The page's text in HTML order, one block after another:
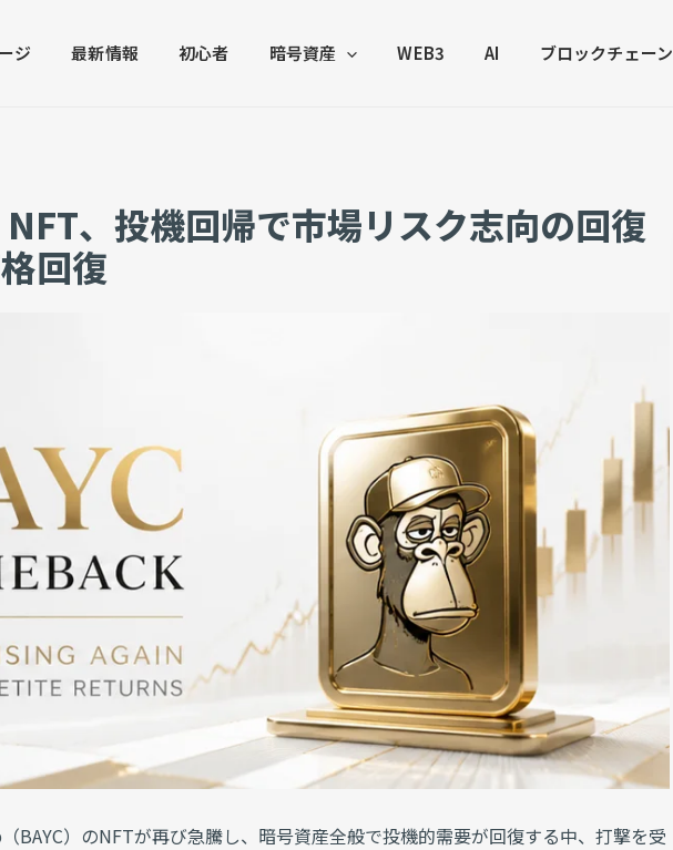
ジ 最新情報 初心者 暗号資産 WEB3 AI ブロックチェーン
、投機回帰で市場リスク志向の回復
回復
BAYC）のNFTが再び急騰し、暗号資産全般で投機的需要が回復する中、打撃を受